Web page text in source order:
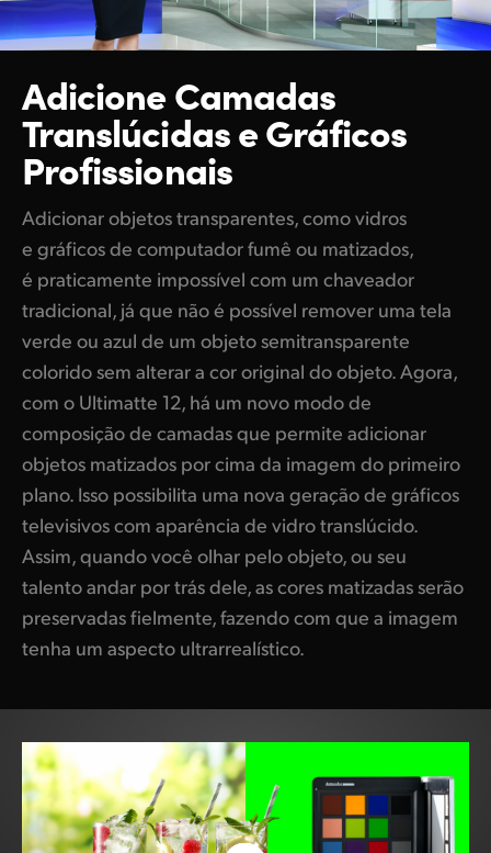
AdicioneCamadas
Translúcidase Gráficos
Profissionais
Adicionar objetos transparentes, como vidros
e gráficos de computador fumê ou matizados,
é praticamente impossível com um chaveador
tradicional, já que não é possível remover uma tela
verde ou azul de um objeto semitransparente
colorido sem alterar a cor original do objeto. Agora,
com o Ultimatte 12, há um novo modo de
composição de camadas que permite adicionar
objetos matizados por cima da imagem do primeiro
plano. Isso possibilita uma nova geração de gráficos
televisivos com aparência de vidro translúcido.
Assim, quando você olhar pelo objeto, ou seu
talento andar por trás dele, as cores matizadas serão
preservadas fielmente, fazendo com que a imagem
tenha um aspecto ultrarrealístico.